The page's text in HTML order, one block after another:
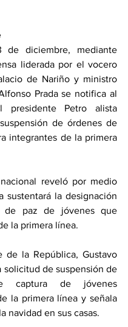
de diciembre, mediante
liderada por el vocero
de Nariño y ministro
Prada se notifica al
presidente Petro alista
de órdenes de
integrantes de la primera
reveló por medio
sustentará la designación
de paz de jóvenes que
la primera línea.
de la República, Gustavo
solicitud de suspensión de
captura de jóvenes
la primera línea y señala
navidad en sus casas.